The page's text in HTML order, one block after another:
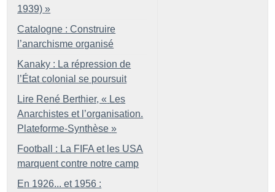
1939) »
Catalogne : Construire
l’anarchisme organisé
Kanaky : La répression de
l’État colonial se poursuit
Lire René Berthier, « Les
Anarchistes et l’organisation.
Plateforme-Synthèse »
Football : La FIFA et les USA
marquent contre notre camp
En 1926... et 1956 :